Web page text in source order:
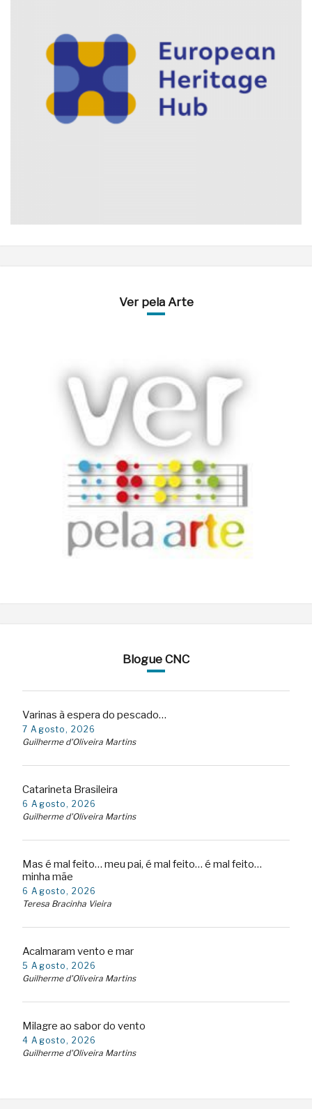
Ver pela Arte
Blogue CNC
Varinas à espera do pescado…
7 Agosto, 2026
Guilherme d'Oliveira Martins
Catarineta Brasileira
6 Agosto, 2026
Guilherme d'Oliveira Martins
Mas é mal feito… meu pai, é mal feito… é mal feito…
minha mãe
6 Agosto, 2026
Teresa Bracinha Vieira
Acalmaram vento e mar
5 Agosto, 2026
Guilherme d'Oliveira Martins
Milagre ao sabor do vento
4 Agosto, 2026
Guilherme d'Oliveira Martins